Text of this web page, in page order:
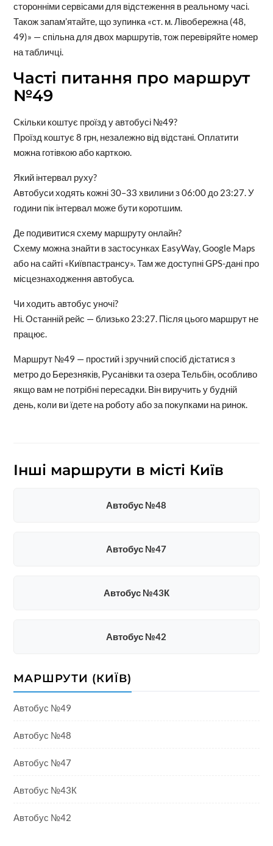
сторонніми сервісами для відстеження в реальному часі.
Також запам’ятайте, що зупинка «ст. м. Лівобережна (48,
49)» — спільна для двох маршрутів, тож перевіряйте номер
на табличці.
Часті питання про маршрут
№49
Скільки коштує проїзд у автобусі №49?
Проїзд коштує 8 грн, незалежно від відстані. Оплатити
можна готівкою або карткою.
Який інтервал руху?
Автобуси ходять кожні 30–33 хвилини з 06:00 до 23:27. У
години пік інтервал може бути коротшим.
Де подивитися схему маршруту онлайн?
Схему можна знайти в застосунках EasyWay, Google Maps
або на сайті «Київпастрансу». Там же доступні GPS-дані про
місцезнаходження автобуса.
Чи ходить автобус уночі?
Ні. Останній рейс — близько 23:27. Після цього маршрут не
працює.
Маршрут №49 — простий і зручний спосіб дістатися з
метро до Березняків, Русанівки та озера Тельбін, особливо
якщо вам не потрібні пересадки. Він виручить у будній
день, коли ви їдете на роботу або за покупками на ринок.
Інші маршрути в місті Київ
Автобус №48
Автобус №47
Автобус №43К
Автобус №42
МАРШРУТИ (КИЇВ)
Автобус №49
Автобус №48
Автобус №47
Автобус №43К
Автобус №42